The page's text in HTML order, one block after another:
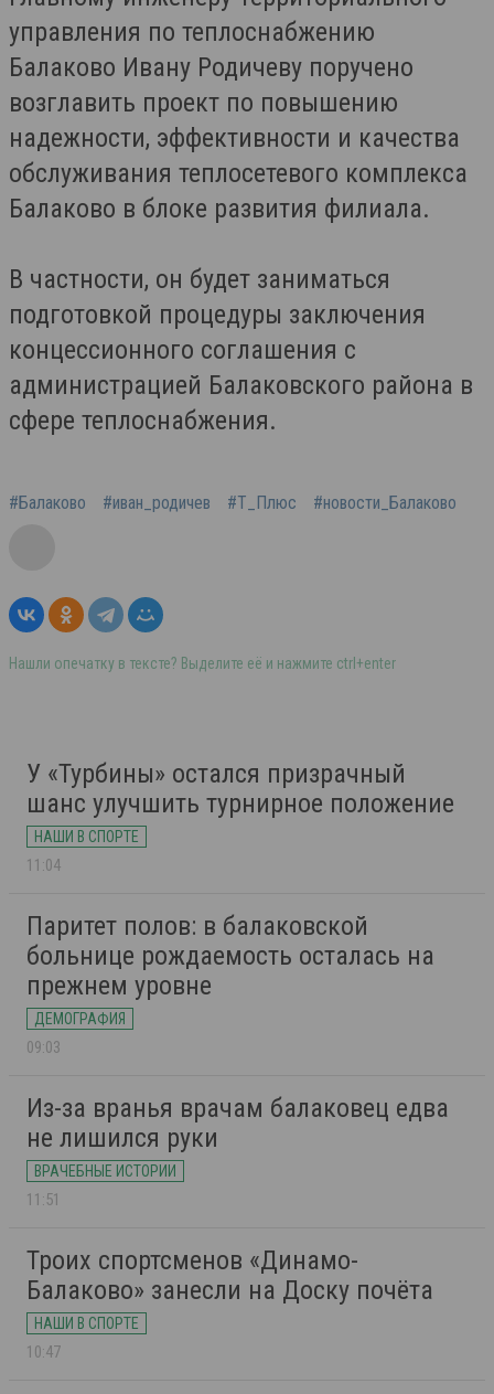
управления по теплоснабжению
Балаково Ивану Родичеву поручено
возглавить проект по повышению
надежности, эффективности и качества
обслуживания теплосетевого комплекса
Балаково в блоке развития филиала.
В частности, он будет заниматься
подготовкой процедуры заключения
концессионного соглашения с
администрацией Балаковского района в
сфере теплоснабжения.
#Балаково #иван_родичев #Т_Плюс #новости_Балаково
Нашли опечатку в тексте? Выделите её и нажмите ctrl+enter
У «Турбины» остался призрачный
шанс улучшить турнирное положение
НАШИ В СПОРТЕ
11:04
Паритет полов: в балаковской
больнице рождаемость осталась на
прежнем уровне
ДЕМОГРАФИЯ
09:03
Из-за вранья врачам балаковец едва
не лишился руки
ВРАЧЕБНЫЕ ИСТОРИИ
11:51
Троих спортсменов «Динамо-
Балаково» занесли на Доску почёта
НАШИ В СПОРТЕ
10:47